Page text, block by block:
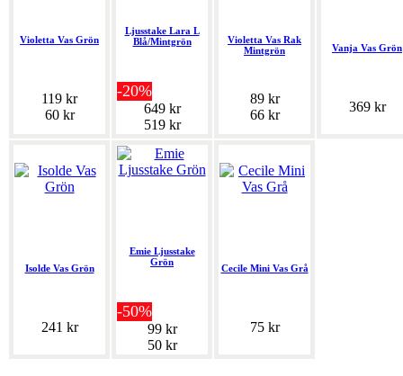
Violetta Vas Grön
119 kr
60 kr
Ljusstake Lara L
Blå/Mintgrön
-20%
649 kr
519 kr
Violetta Vas Rak
Mintgrön
89 kr
66 kr
Vanja Vas Grön
369 kr
Isolde Vas Grön
241 kr
Emie Ljusstake
Grön
-50%
99 kr
50 kr
Cecile Mini Vas Grå
75 kr